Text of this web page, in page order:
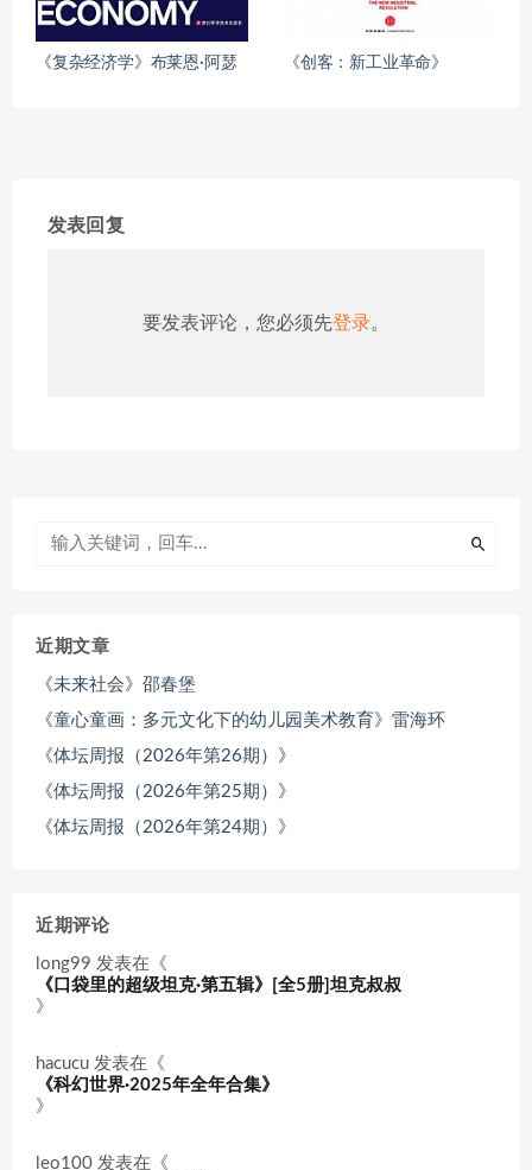
《复杂经济学》布莱恩·阿瑟 《创客：新工业革命》
发表回复
要发表评论，您必须先登录。
近期文章
《未来社会》邵春堡
《童心童画：多元文化下的幼儿园美术教育》雷海环
《体坛周报（2026年第26期）》
《体坛周报（2026年第25期）》
《体坛周报（2026年第24期）》
近期评论
long99 发表在《
《口袋里的超级坦克·第五辑》[全5册]坦克叔叔
》
hacucu 发表在《
《科幻世界·2025年全年合集》
》
leo100 发表在《